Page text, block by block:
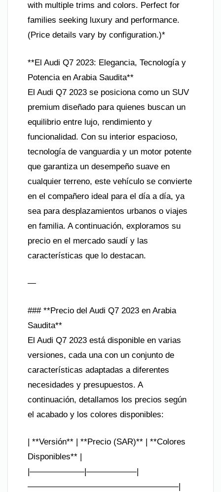
with multiple trims and colors. Perfect for
families seeking luxury and performance.
(Price details vary by configuration.)*
**El Audi Q7 2023: Elegancia, Tecnología y
Potencia en Arabia Saudita**
El Audi Q7 2023 se posiciona como un SUV
premium diseñado para quienes buscan un
equilibrio entre lujo, rendimiento y
funcionalidad. Con su interior espacioso,
tecnología de vanguardia y un motor potente
que garantiza un desempeño suave en
cualquier terreno, este vehículo se convierte
en el compañero ideal para el día a día, ya
sea para desplazamientos urbanos o viajes
en familia. A continuación, exploramos su
precio en el mercado saudí y las
características que lo destacan.
—
### **Precio del Audi Q7 2023 en Arabia
Saudita**
El Audi Q7 2023 está disponible en varias
versiones, cada una con un conjunto de
características adaptadas a diferentes
necesidades y presupuestos. A
continuación, detallamos los precios según
el acabado y los colores disponibles:
| **Versión** | **Precio (SAR)** | **Colores
Disponibles** |
|——————–|——————|
——————————————————|